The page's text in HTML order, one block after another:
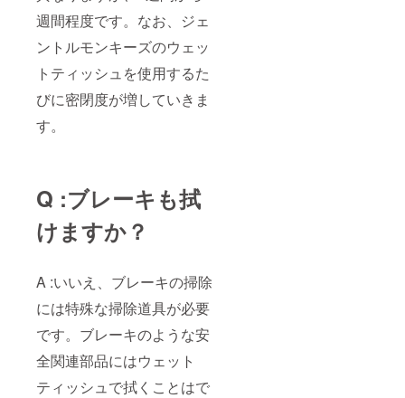
週間程度です。なお、ジェ
ントルモンキーズのウェッ
トティッシュを使用するた
びに密閉度が増していきま
す。
Q :ブレーキも拭
けますか？
A :いいえ、ブレーキの掃除
には特殊な掃除道具が必要
です。ブレーキのような安
全関連部品にはウェット
ティッシュで拭くことはで